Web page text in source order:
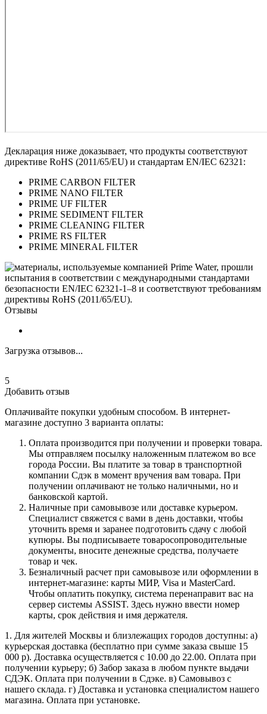
Декларация ниже доказывает, что продукты соответствуют
директиве RoHS (2011/65/EU) и стандартам EN/IEC 62321:
PRIME CARBON FILTER
PRIME NANO FILTER
PRIME UF FILTER
PRIME SEDIMENT FILTER
PRIME CLEANING FILTER
PRIME RS FILTER
PRIME MINERAL FILTER
Отзывы
Загрузка отзывов...
5
Добавить отзыв
Оплачивайте покупки удобным способом. В интернет-
магазине доступно 3 варианта оплаты:
Оплата производится при получении и проверки товара.
Мы отправляем посылку наложенным платежом во все
города России. Вы платите за товар в транспортной
компании Сдэк в момент вручения вам товара. При
получении оплачивают не только наличными, но и
банковской картой.
Наличные при самовывозе или доставке курьером.
Специалист свяжется с вами в день доставки, чтобы
уточнить время и заранее подготовить сдачу с любой
купюры. Вы подписываете товаросопроводительные
документы, вносите денежные средства, получаете
товар и чек.
Безналичный расчет при самовывозе или оформлении в
интернет-магазине: карты МИР, Visa и MasterCard.
Чтобы оплатить покупку, система перенаправит вас на
сервер системы ASSIST. Здесь нужно ввести номер
карты, срок действия и имя держателя.
1. Для жителей Москвы и близлежащих городов доступны: а)
курьерская доставка (бесплатно при сумме заказа свыше 15
000 р). Доставка осуществляется с 10.00 до 22.00. Оплата при
получении курьеру; б) Забор заказа в любом пункте выдачи
СДЭК. Оплата при получении в Сдэке. в) Самовывоз с
нашего склада. г) Доставка и установка специалистом нашего
магазина. Оплата при установке.